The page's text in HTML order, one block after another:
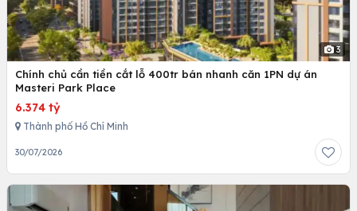
3
Chính chủ cần tiền cắt lỗ 400tr bán nhanh căn 1PN dự án
Masteri Park Place
6.374 tỷ
Thành phố Hồ Chí Minh
30/07/2026